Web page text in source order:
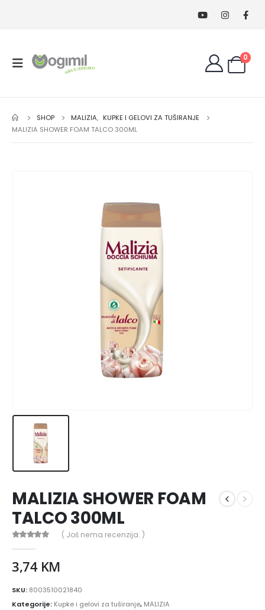
0
SHOP MALIZIA, KUPKE I GELOVI ZA TUŠIRANJE
MALIZIA SHOWER FOAM TALCO 300ML
MALIZIA SHOWER FOAM
TALCO 300ML
( Još nema recenzija. )
3,74 KM
SKU: 8003510021840
Kategorije: Kupke i gelovi za tuširanje, MALIZIA